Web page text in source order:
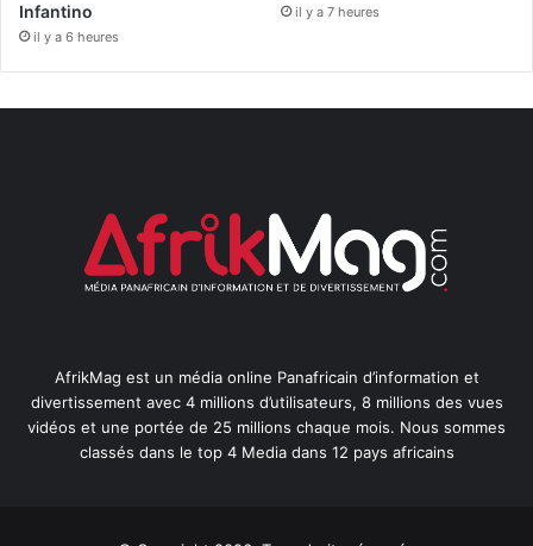
Infantino
il y a 6 heures
il y a 7 heures
AfrikMag est un média online Panafricain d’information et
divertissement avec 4 millions d’utilisateurs, 8 millions des vues
vidéos et une portée de 25 millions chaque mois. Nous sommes
classés dans le top 4 Media dans 12 pays africains